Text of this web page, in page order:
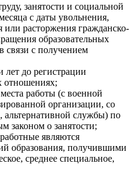
занятости и социальной
с даты увольнения,
или расторжения гражданско-
образовательных
связи с получением
лет до регистрации
отношениях;
работы (с военной
организации, со
службы) по
законом о занятости;
являются
образования, получившими
среднее специальное,